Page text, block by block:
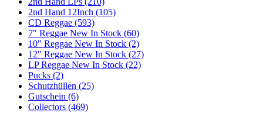
2nd Hand 12Inch (105)
CD Reggae (593)
7" Reggae New In Stock (60)
10" Reggae New In Stock (2)
12" Reggae New In Stock (27)
LP Reggae New In Stock (22)
Pucks (2)
Schutzhüllen (25)
Gutschein (6)
Collectors (469)